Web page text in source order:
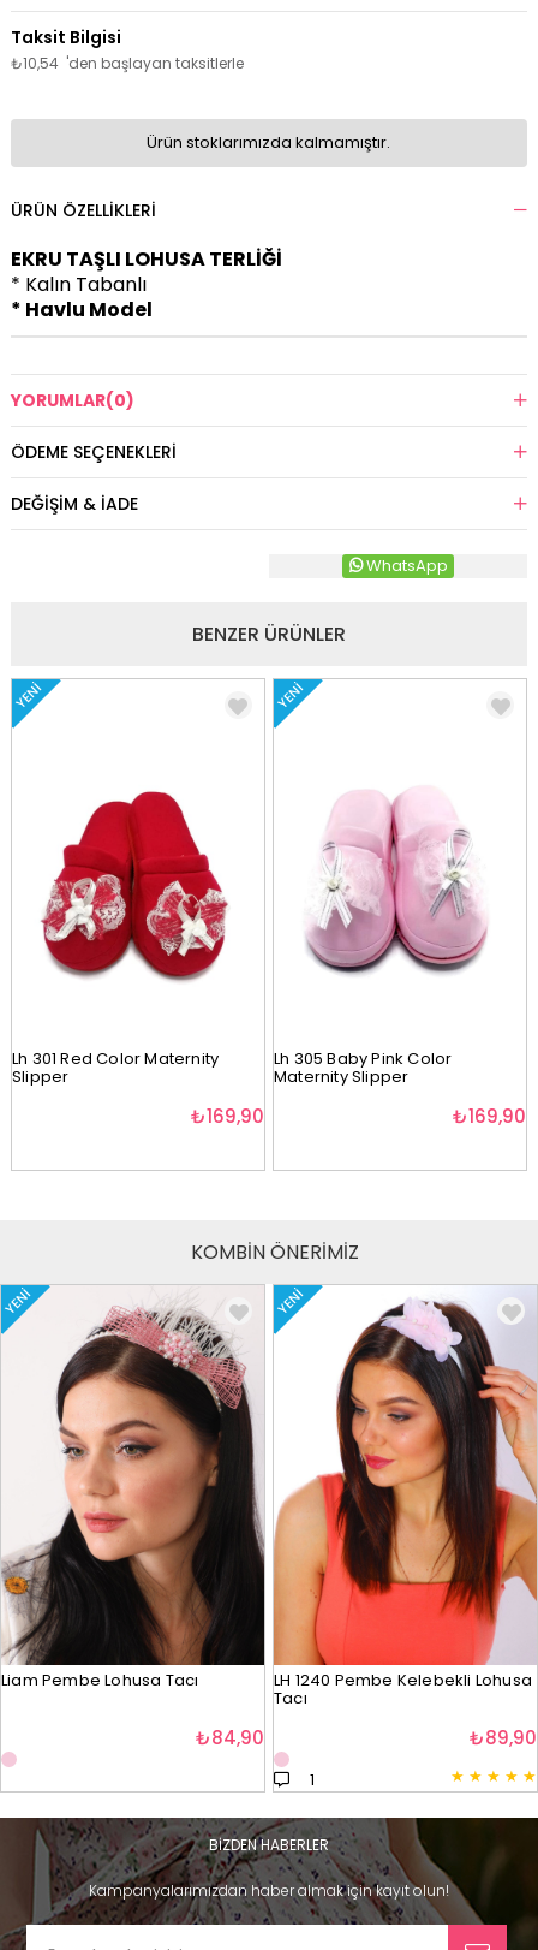
₺10,54 'den başlayan taksitlerle
Ürün stoklarımızda kalmamıştır.
ÜRÜN ÖZELLIKLERI
EKRU TAŞLI LOHUSA TERLİĞİ
* Kalın Tabanlı
* Havlu Model
YORUMLAR(0)
ÖDEME SEÇENEKLERI
DEĞIŞIM & İADE
WhatsApp
BENZER ÜRÜNLER
YENI
Lh 301 Red Color Maternity
Slipper
₺169,90
YENI
Lh 305 Baby Pink Color
Maternity Slipper
₺169,90
KOMBİN ÖNERİMİZ
YENI
Liam Pembe Lohusa Tacı
₺84,90
YENI
LH 1240 Pembe Kelebekli Lohusa
Tacı
★ ★ ★ ★ ★
1
₺89,90
BİZDEN HABERLER
Kampanyalarımızdan haber almak için kayıt olun!